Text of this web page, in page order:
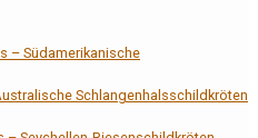
– Südamerikanische
Schlangenhalsschildkröten